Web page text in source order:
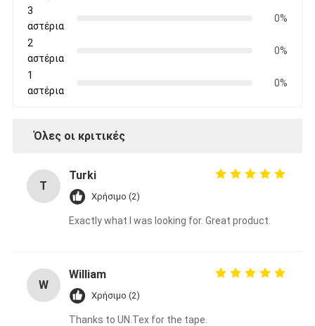
3
αστέρια
0%
2
αστέρια
0%
1
αστέρια
0%
Όλες οι κριτικές
T
Turki
Χρήσιμο (2)
Exactly what I was looking for. Great product.
W
William
Χρήσιμο (2)
Thanks to UN.Tex for the tape.